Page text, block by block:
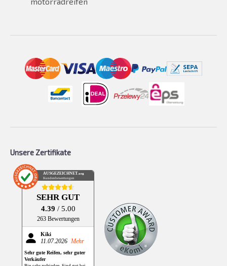
Unsere Zertifikate
AUSGEZEICHNET.org
Kundenbewertungen
SEHR GUT
4.39 / 5.00
263 Bewertungen
Kiki
11.07.2026 Mehr
Sehr gute Reifen, sehr guter
Verkäufer